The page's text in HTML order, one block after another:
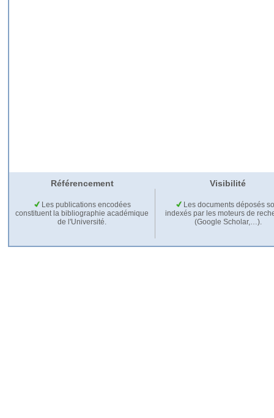
Référencement Visibilité
Les publications encodées
constituent la bibliographie académique
de l'Université.
Les documents déposés
indexés par les moteurs de
(Google Scholar,…).